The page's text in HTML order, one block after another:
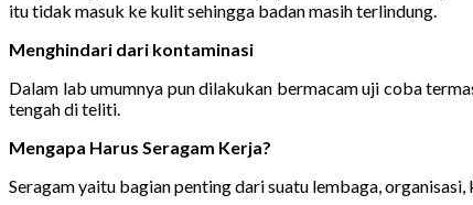
itu tidak masuk ke kulit sehingga badan masih terlindung.
Menghindari dari kontaminasi
Dalam lab umumnya pun dilakukan bermacam uji coba
tengah di teliti.
Mengapa Harus Seragam Kerja?
Seragam yaitu bagian penting dari suatu lembaga,